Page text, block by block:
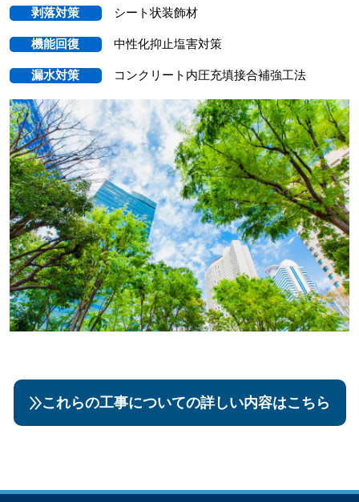
剥落対策 シート状装飾材
機能回復 中性化抑止塩害対策
漏水対策 コンクリート内圧充填接合補強工法
これらの工事についての詳しい内容はこちら